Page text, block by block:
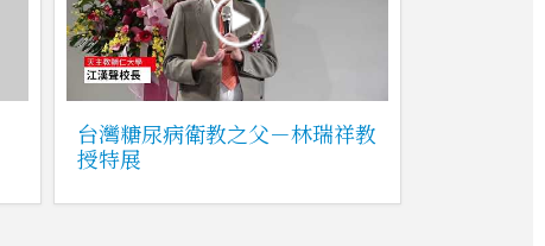
台灣糖尿病衛教之父－林瑞祥教
授特展